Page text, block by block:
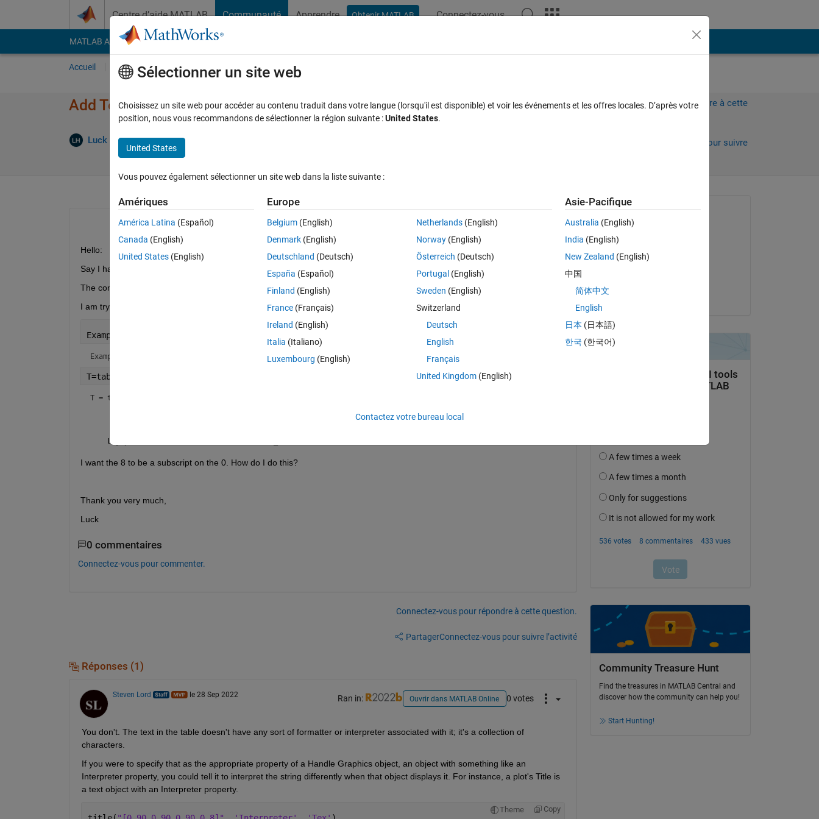
Centre d’aide MATLAB Communauté Apprendre Obtenir MATLAB Connectez-vous
MATLAB Answers File Exchange Cody
Accueil Poser une question Parcourir
Add Text Subscript to Table string
Luck Haviland 28 Sep 2022
Connectez-vous pour répondre à cette
Connectez-vous pour suivre
Ouvrir dans MATLAB Online
Hello:
Say I have a composite.
The composite has a layup [0 90 0 90 0_8]
I am trying to output this layup into a table using the table() function. This is my current output:
Example=
Example =
T=table(Example,
T = table
Layup Orientation
I want the 8 to be a subscript on the 0. How do I do this?
Thank you very much,
Luck
0 commentaires
Connectez-vous pour commenter.
Connectez-vous pour répondre à cette question.
PartagerConnectez-vous pour suivre l’activité
Réponses (1)
Steven Lord le 28 Sep 2022 Ran in: Ouvrir dans MATLAB Online 0 votes
You don't. The text in the table doesn't have any sort of formatter or interpreter associated with it; it's a collection of
characters.
If you were to specify that as the appropriate property of a Handle Graphics object, an object with something like an
Interpreter property, you could tell it to interpret the string differently when that object displays it. For instance, a plot's Title is
a text object with an Interpreter property.
Theme Copy
Luck Haviland
le 28 Sep 2022
le 28 Sep 2022
Community Treasure Hunt
Find the treasures in MATLAB Central and
discover how the community can help you!
Start Hunting!
Sélectionner un site web
Choisissez un site web pour accéder au contenu traduit dans votre langue (lorsqu'il est disponible) et voir les événements et les offres locales. D’après votre
position, nous vous recommandons de sélectionner la région suivante :United States.
United States
Vous pouvez également sélectionner un site web dans la liste suivante :
Amériques
América Latina (Español)
Canada (English)
United States (English)
Europe
Belgium (English)
Denmark (English)
Deutschland (Deutsch)
España (Español)
Finland (English)
France (Français)
Ireland (English)
Italia (Italiano)
Luxembourg (English)
Netherlands(English)
Norway(English)
Österreich (Deutsch)
Portugal (English)
Sweden (English)
Switzerland
Deutsch
English
Français
United Kingdom(English)
Asie-Pacifique
Australia (English)
India (English)
New Zealand (English)
中国
简体中文
English
日本 (日本語)
한국 (한국어)
Contactez votre bureau local